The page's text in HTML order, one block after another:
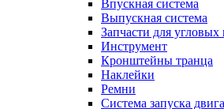
Впускная система
Выпускная система
Запчасти для угловых
Инструмент
Кронштейны транца
Наклейки
Ремни
Система запуска